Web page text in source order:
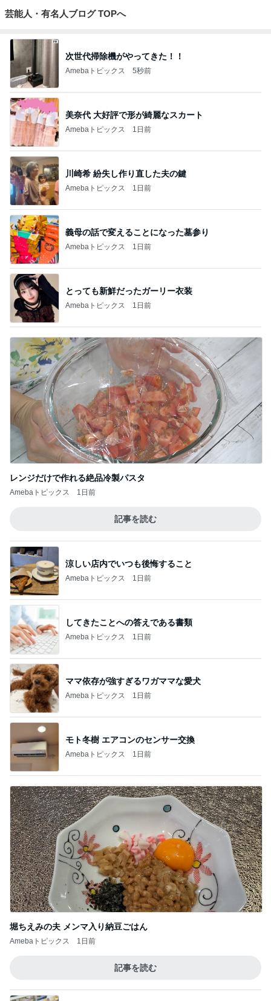
芸能人・有名人ブログ TOPへ
次世代掃除機がやってきた！！
Amebaトピックス 5秒前
美奈代 大好評で形が綺麗なスカート
Amebaトピックス 1日前
川崎希 紛失し作り直した夫の鍵
Amebaトピックス 1日前
義母の話で変えることになった墓参り
Amebaトピックス 1日前
とっても新鮮だったガーリー衣装
Amebaトピックス 1日前
レンジだけで作れる絶品冷製パスタ
Amebaトピックス 1日前
記事を読む
涼しい店内でいつも後悔すること
Amebaトピックス 1日前
してきたことへの答えである書類
Amebaトピックス 1日前
ママ依存が強すぎるワガママな愛犬
Amebaトピックス 1日前
モト冬樹 エアコンのセンサー交換
Amebaトピックス 1日前
堀ちえみの夫 メンマ入り納豆ごはん
Amebaトピックス 1日前
記事を読む